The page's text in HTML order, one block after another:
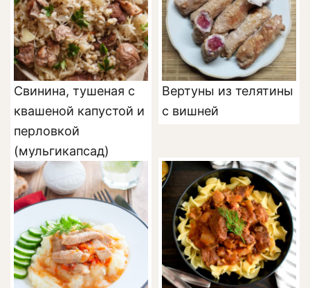
Свинина, тушеная с
квашеной капустой и
перловкой
(мульгикапсад)
Вертуны из телятины
с вишней